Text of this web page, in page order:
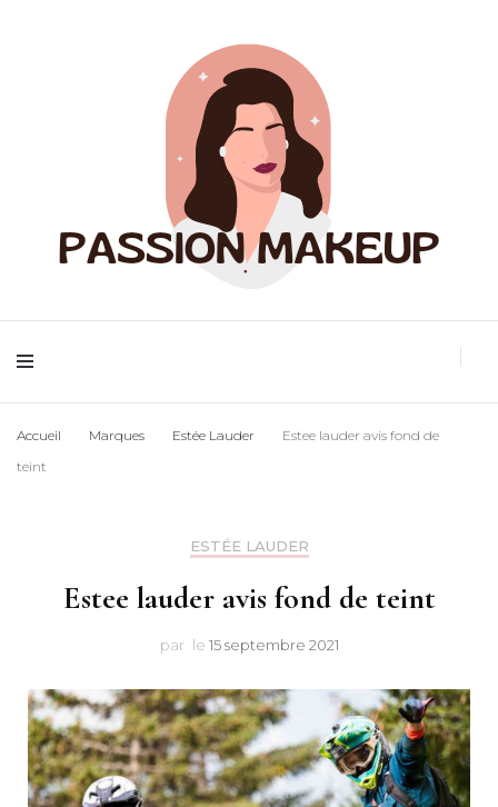
Passion
Accueil Marques Estée Lauder
Estee lauder avis fond de
teint
ESTÉE LAUDER
Estee lauder avis fond de teint
par le 15 septembre 2021